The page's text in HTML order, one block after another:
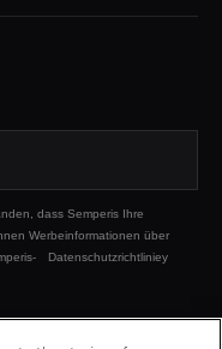
dass Semperis Ihre
Werbeinformationen über
Datenschutzrichtliniey